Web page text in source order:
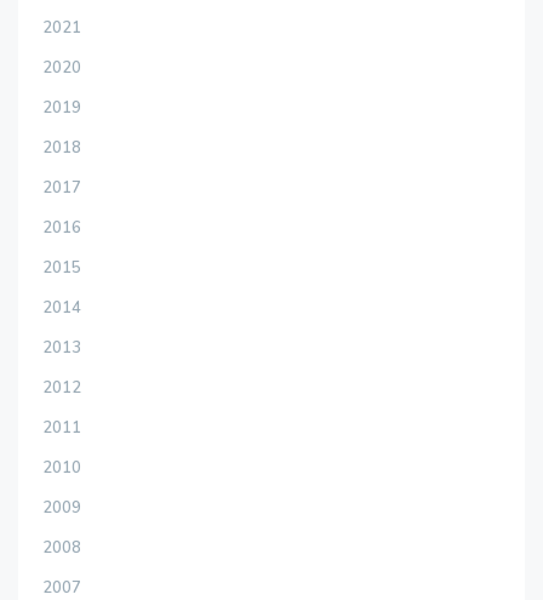
2021
2020
2019
2018
2017
2016
2015
2014
2013
2012
2011
2010
2009
2008
2007